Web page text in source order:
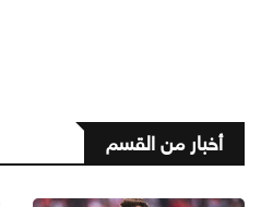
أخبار من القسم